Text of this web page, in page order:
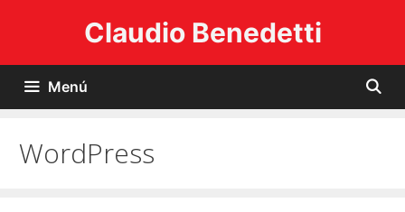
Claudio Benedetti
Menú
WordPress